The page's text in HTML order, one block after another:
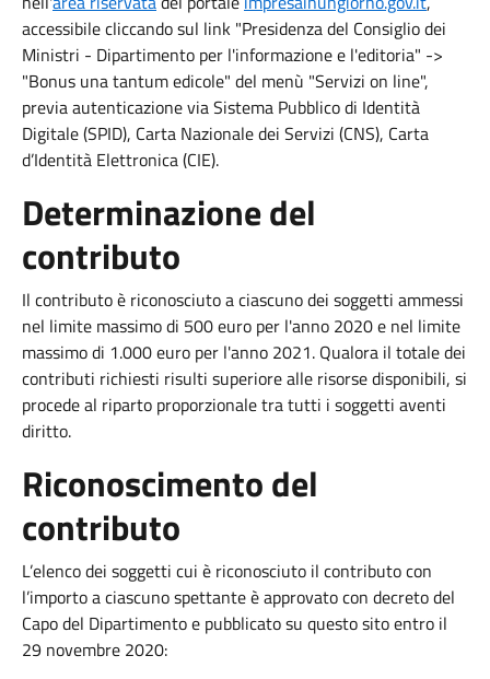
accessibile cliccando sul link "Presidenza del Consiglio dei
Ministri - Dipartimento per l'informazione e l'editoria" ->
"Bonus una tantum edicole" del menù "Servizi on line",
previa autenticazione viaSistema Pubblico di Identità
Digitale (SPID), Carta Nazionale dei Servizi (CNS), Carta
d’Identità Elettronica (CIE).
Determinazione del
contributo
Il contributo è riconosciuto a ciascuno dei soggetti ammessi
nel limite massimo di 500 euro per l'anno 2020 e nel limite
massimo di 1.000 euro per l'anno 2021. Qualora il totale dei
contributi richiesti risulti superiore alle risorse disponibili, si
procede al riparto proporzionale tra tutti i soggetti aventi
diritto.
Riconoscimento del
contributo
L’elenco dei soggetti cui è riconosciuto il contributo con
l’importo a ciascuno spettante è approvato con decreto del
Capo del Dipartimento e pubblicato su questo sito entro il
29 novembre 2020: